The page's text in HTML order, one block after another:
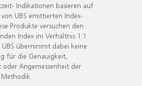
Indikationen basieren auf
UBS emittierten Index-
Produkte versuchen den
Index im Verhältnis 1:1
übernimmt dabei keine
für die Genauigkeit,
oder Angemessenheit der